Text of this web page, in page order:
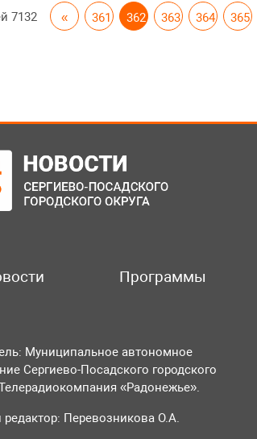
7132 « 361 362 363 364 365
Программы
Муниципальное автономное
Сергиево-Посадского городского
«Радонежье».
редактор: Перевозникова О.А.